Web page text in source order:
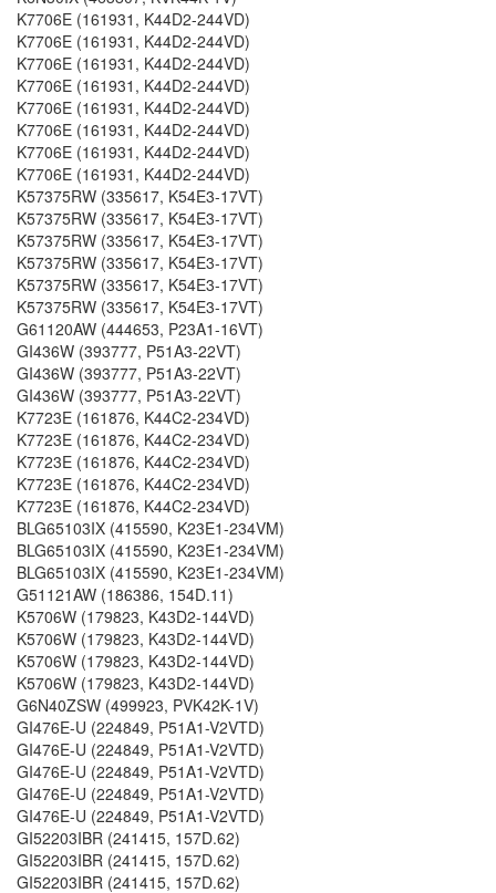
K7706E (161931, K44D2-244VD)
K7706E (161931, K44D2-244VD)
K7706E (161931, K44D2-244VD)
K7706E (161931, K44D2-244VD)
K7706E (161931, K44D2-244VD)
K7706E (161931, K44D2-244VD)
K7706E (161931, K44D2-244VD)
K7706E (161931, K44D2-244VD)
K57375RW (335617, K54E3-17VT)
K57375RW (335617, K54E3-17VT)
K57375RW (335617, K54E3-17VT)
K57375RW (335617, K54E3-17VT)
K57375RW (335617, K54E3-17VT)
K57375RW (335617, K54E3-17VT)
G61120AW (444653, P23A1-16VT)
GI436W (393777, P51A3-22VT)
GI436W (393777, P51A3-22VT)
GI436W (393777, P51A3-22VT)
K7723E (161876, K44C2-234VD)
K7723E (161876, K44C2-234VD)
K7723E (161876, K44C2-234VD)
K7723E (161876, K44C2-234VD)
K7723E (161876, K44C2-234VD)
BLG65103IX (415590, K23E1-234VM)
BLG65103IX (415590, K23E1-234VM)
BLG65103IX (415590, K23E1-234VM)
G51121AW (186386, 154D.11)
K5706W (179823, K43D2-144VD)
K5706W (179823, K43D2-144VD)
K5706W (179823, K43D2-144VD)
K5706W (179823, K43D2-144VD)
G6N40ZSW (499923, PVK42K-1V)
GI476E-U (224849, P51A1-V2VTD)
GI476E-U (224849, P51A1-V2VTD)
GI476E-U (224849, P51A1-V2VTD)
GI476E-U (224849, P51A1-V2VTD)
GI476E-U (224849, P51A1-V2VTD)
GI52203IBR (241415, 157D.62)
GI52203IBR (241415, 157D.62)
GI52203IBR (241415, 157D.62)